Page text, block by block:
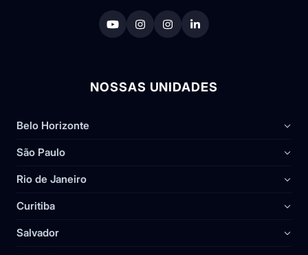
NOSSAS UNIDADES
Belo Horizonte
São Paulo
Rio de Janeiro
Curitiba
Salvador